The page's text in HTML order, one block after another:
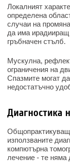
Локалният
определена
случаи на
да има ирадииращ
гръбначен стълб.
Мускулна,
ограничения на
Спазмите могат
недостатъчно
Диагностика
Общопрактикуващ
използваните
компютърна
лечение - те няма